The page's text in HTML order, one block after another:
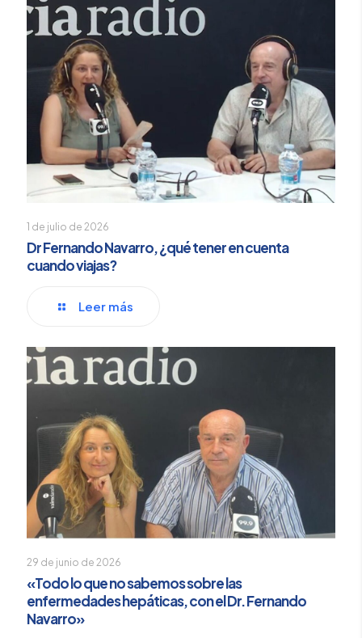
1 de julio de 2026
Dr Fernando Navarro, ¿qué tener en cuenta
cuando viajas?
Leer más
29 de junio de 2026
«Todo lo que no sabemos sobre las
enfermedades hepáticas, con el Dr. Fernando
Navarro»